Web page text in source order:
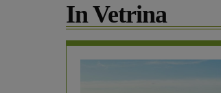
In Vetrina